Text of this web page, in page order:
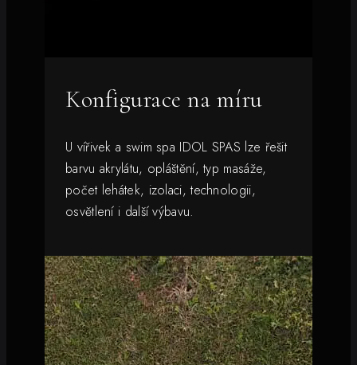
Konfigurace na míru
U vířivek a swim spa IDOL SPAS lze řešit
barvu akrylátu, opláštění, typ masáže,
počet lehátek, izolaci, technologii,
osvětlení i další výbavu.